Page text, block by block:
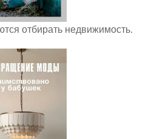
отбирать недвижимость.